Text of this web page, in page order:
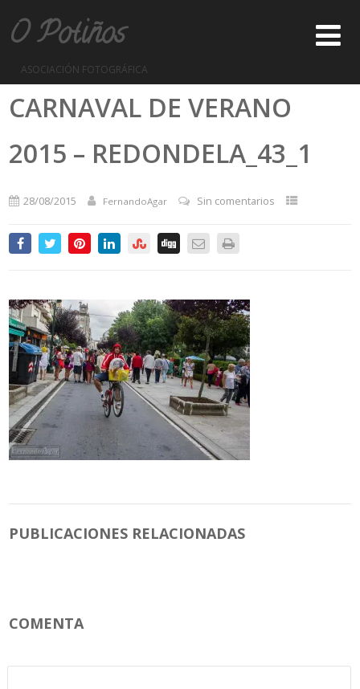
O Potiños
ASOCIACIÓN FOTOGRÁFICA
CARNAVAL DE VERANO
2015 – REDONDELA_43_1
28/08/2015 FernandoAgar Sin comentarios
PUBLICACIONES RELACIONADAS
COMENTA